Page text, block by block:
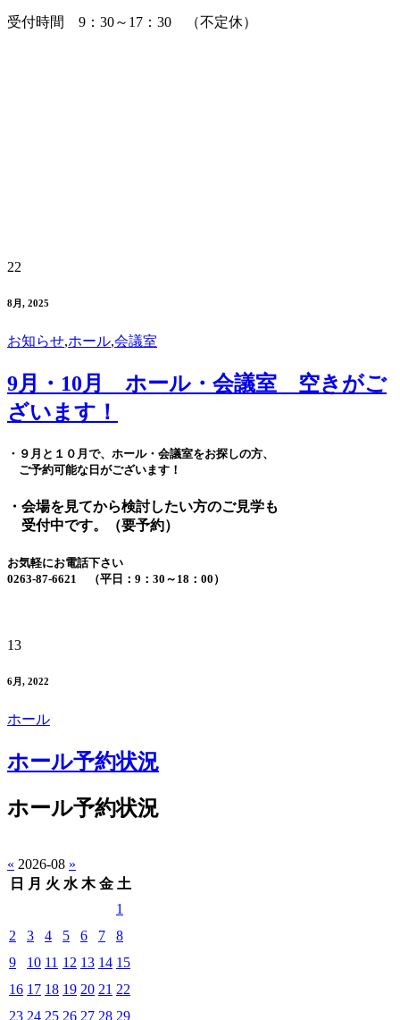
受付時間 9：30～17：30 （不定休）
22
8月, 2025
お知らせ,ホール,会議室
9月・10月 ホール・会議室 空きがご
ざいます！
・９月と１０月で、ホール・会議室をお探しの方、
ご予約可能な日がございます！
・会場を見てから検討したい方のご見学も
受付中です。（要予約）
お気軽にお電話下さい
0263-87-6621 （平日：9：30～18：00）
13
6月, 2022
ホール
ホール予約状況
ホール予約状況
« 2026-08 »
日
月 火 水 木 金 土
1
2
3 4 5 6 7
8
9
10 11 12 13 14 15
16 17 18 19 20 21 22
23 24 25 26 27 28 29